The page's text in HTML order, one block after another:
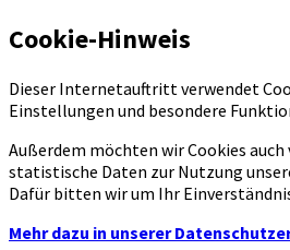
Cookie-Hinweis
Dieser Internetauftritt verwendet
Einstellungen und besondere
Außerdem möchten wir Cookies auch
statistische Daten zur Nutzung
Dafür bitten wir um Ihr
Mehr dazu in unserer